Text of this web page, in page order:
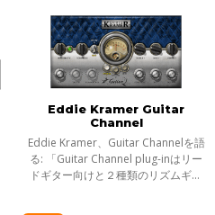
Eddie Kramer Guitar
Channel
Eddie Kramer、Guitar Channelを語
る: 「Guitar Channel plug-inはリー
ドギター向けと２種類のリズムギタ